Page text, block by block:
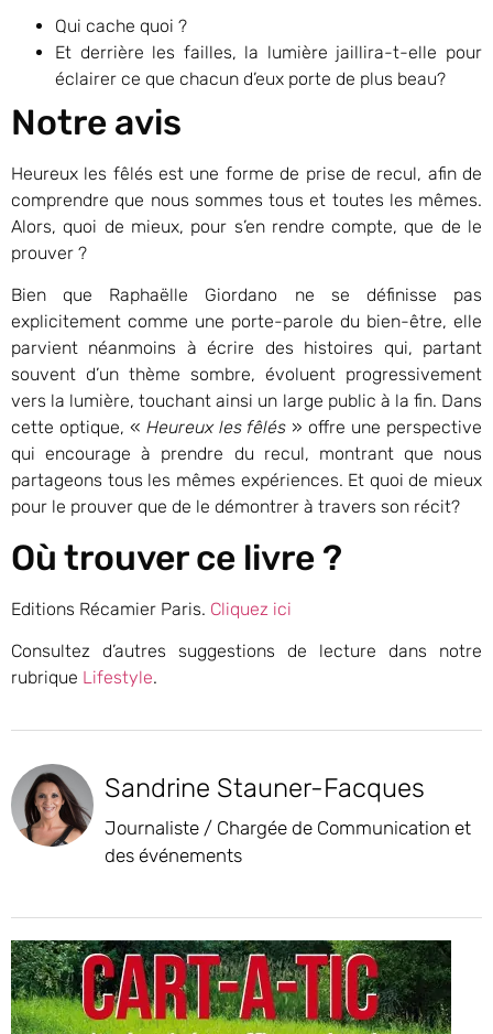
Qui cache quoi ?
Et derrière les failles, la lumière jaillira-t-elle pour
éclairer ce que chacun d’eux porte de plus beau?
Notre avis
Heureux les fêlés est une forme de prise de recul, afin de
comprendre que nous sommes tous et toutes les mêmes.
Alors, quoi de mieux, pour s’en rendre compte, que de le
prouver ?
Bien que Raphaëlle Giordano ne se définisse pas
explicitement comme une porte-parole du bien-être, elle
parvient néanmoins à écrire des histoires qui, partant
souvent d’un thème sombre, évoluent progressivement
vers la lumière, touchant ainsi un large public à la fin. Dans
cette optique, « Heureux les fêlés » offre une perspective
qui encourage à prendre du recul, montrant que nous
partageons tous les mêmes expériences. Et quoi de mieux
pour le prouver que de le démontrer à travers son récit?
Où trouver ce livre ?
Editions Récamier Paris. Cliquez ici
Consultez d’autres suggestions de lecture dans notre
rubrique Lifestyle.
Sandrine Stauner-Facques
Journaliste / Chargée de Communication et
des événements